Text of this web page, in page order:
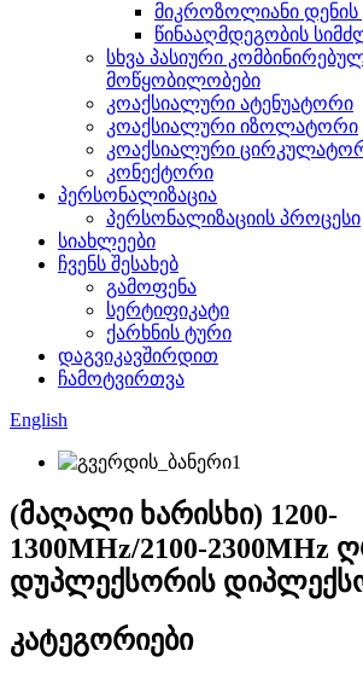
მიკროზოლიანი დენის
წინააღმდეგობის
სხვა პასიური
მოწყობილობები
კოაქსიალური ატენუატორი
კოაქსიალური იზოლატორი
კოაქსიალური
კონექტორი
პერსონალიზაცია
პერსონალიზაციის პროცესი
სიახლეები
ჩვენს შესახებ
გამოფენა
სერტიფიკატი
ქარხნის ტური
დაგვიკავშირდით
ჩამოტვირთვა
English
(მაღალი ხარისხი) 1200-
1300MHz/2100-2300MHz
დუპლექსორის
კატეგორიები